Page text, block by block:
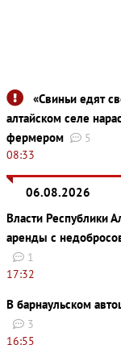
«Свиньи едят
алтайском селе
фермером
5
08:33
06.08.2026
Власти Республики
аренды с
1
17:32
В барнаульском
3
16:55